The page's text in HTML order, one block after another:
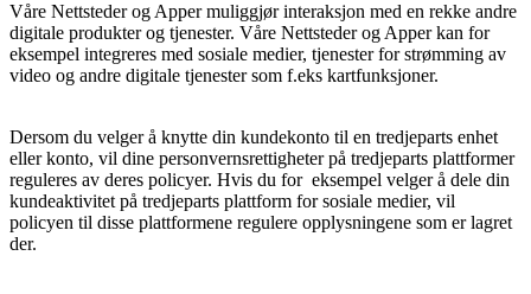
Våre Nettsteder og Apper muliggjør interaksjon med en rekke andre
digitale produkter og tjenester. Våre Nettsteder og Apper kan for
eksempel integreres med sosiale medier, tjenester for strømming av
video og andre digitale tjenester som f.eks kartfunksjoner.
Dersom du velger å knytte din kundekonto til en tredjeparts enhet
eller konto, vil dine personvernsrettigheter på tredjeparts plattformer
reguleres av deres policyer. Hvis du for eksempel velger å dele din
kundeaktivitet på tredjeparts plattform for sosiale medier, vil
policyen til disse plattformene regulere opplysningene som er lagret
der.